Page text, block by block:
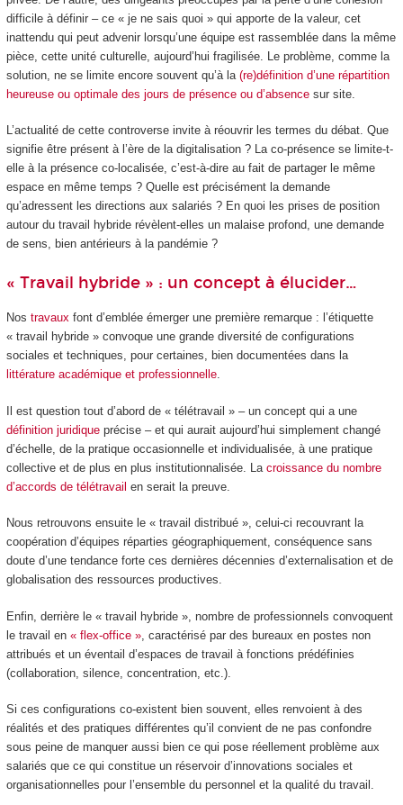
difficile à définir – ce « je ne sais quoi » qui apporte de la valeur, cet
inattendu qui peut advenir lorsqu’une équipe est rassemblée dans la même
pièce, cette unité culturelle, aujourd’hui fragilisée. Le problème, comme la
solution, ne se limite encore souvent qu’à la (re)définition d’une répartition
heureuse ou optimale des jours de présence ou d’absencesur site.
L’actualité de cette controverse invite à réouvrir les termes du débat. Que
signifie être présent à l’ère de la digitalisation ? La co-présence se limite-t-
elle à la présence co-localisée, c’est-à-dire au fait de partager le même
espace en même temps ? Quelle est précisément la demande
qu’adressent les directions aux salariés ? En quoi les prises de position
autour du travail hybride révèlent-elles un malaise profond, une demande
de sens, bien antérieurs à la pandémie ?
« Travail hybride » : un concept à élucider…
Nos travauxfont d’emblée émerger une première remarque : l’étiquette
« travail hybride » convoque une grande diversité de configurations
sociales et techniques, pour certaines, bien documentées dans la
littérature académique et professionnelle.
Il est question tout d’abord de « télétravail » – un concept qui a une
définition juridiqueprécise – et qui aurait aujourd’hui simplement changé
d’échelle, de la pratique occasionnelle et individualisée, à une pratique
collective et de plus en plus institutionnalisée. La croissance du nombre
d’accords de télétravail en serait la preuve.
Nous retrouvons ensuite le « travail distribué », celui-ci recouvrant la
coopération d’équipes réparties géographiquement, conséquence sans
doute d’une tendance forte ces dernières décennies d’externalisation et de
globalisation des ressources productives.
Enfin, derrière le « travail hybride », nombre de professionnels convoquent
le travail en « flex-office », caractérisé par des bureaux en postes non
attribués et un éventail d’espaces de travail à fonctions prédéfinies
(collaboration, silence, concentration, etc.).
Si ces configurations co-existent bien souvent, elles renvoient à des
réalités et des pratiques différentes qu’il convient de ne pas confondre
sous peine de manquer aussi bien ce qui pose réellement problème aux
salariés que ce qui constitue un réservoir d’innovations sociales et
organisationnelles pour l’ensemble du personnel et la qualité du travail.